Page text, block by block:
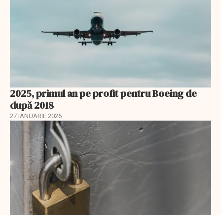
2025, primul an pe profit pentru Boeing de
după 2018
27 IANUARIE 2026